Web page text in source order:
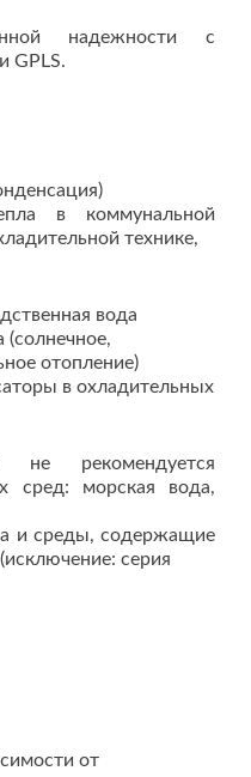
надежности с
GPLS.
в коммунальной
технике,
вода
(солнечное,
отопление)
в охладительных
не рекомендуется
сред: морская вода,
и среды, содержащие
серия
от